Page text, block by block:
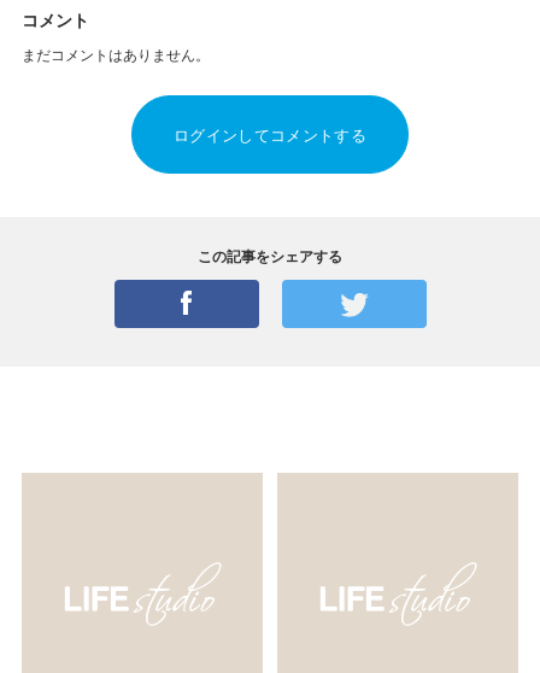
コメント
まだコメントはありません。
ログインしてコメントする
この記事をシェアする